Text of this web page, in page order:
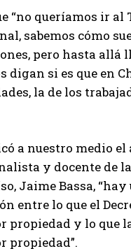
“no queríamos ir al
sabemos cómo
pero hasta allá
digan si es que en
la de los
a nuestro medio el
y docente de
Jaime Bassa, “hay
entre lo que el
propiedad y lo que
propiedad”.